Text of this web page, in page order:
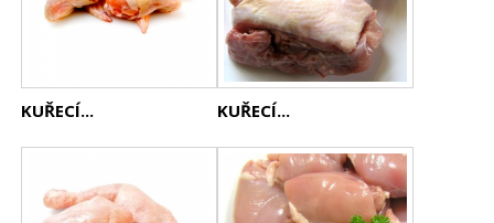
KUŘECÍ... KUŘECÍ...